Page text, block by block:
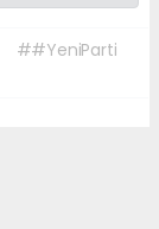
##YeniParti